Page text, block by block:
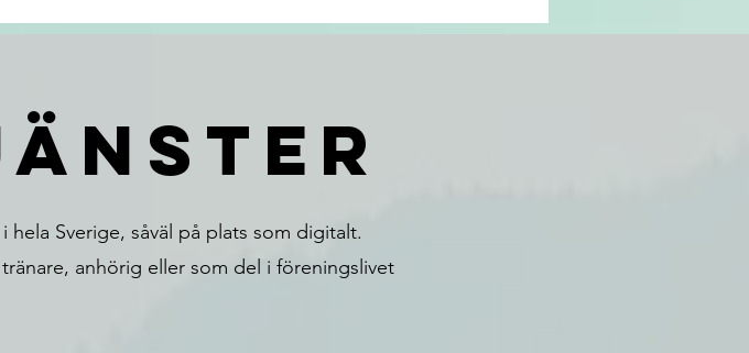
Sverige, såväl på plats som digitalt.
anhörig eller som del i föreningslivet